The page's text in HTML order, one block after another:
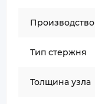
Производство
Тип стержня
Толщина узла